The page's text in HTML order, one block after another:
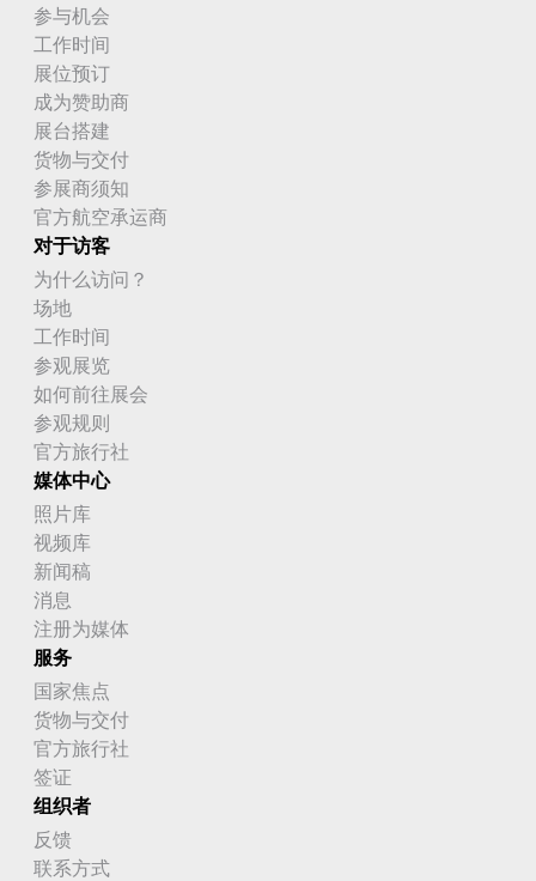
参与机会
工作时间
展位预订
成为赞助商
展台搭建
货物与交付
参展商须知
官方航空承运商
对于访客
为什么访问？
场地
工作时间
参观展览
如何前往展会
参观规则
官方旅行社
媒体中心
照片库
视频库
新闻稿
消息
注册为媒体
服务
国家焦点
货物与交付
官方旅行社
签证
组织者
反馈
联系方式